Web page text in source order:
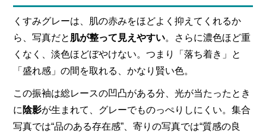
くすみグレーは、肌の赤みをほどよく抑えてくれるか
ら、写真だと 肌が整って見えやすい。さらに濃色ほど重
くなく、淡色ほどぼやけない。つまり「落ち着き」と
「盛れ感」の間を取れる、かなり賢い色。
この振袖は総レースの凹凸がある分、光が当たったとき
に 陰影が生まれて、グレーでものっぺりしにくい。集合
写真では“品のある存在感”、寄りの写真では“質感の良